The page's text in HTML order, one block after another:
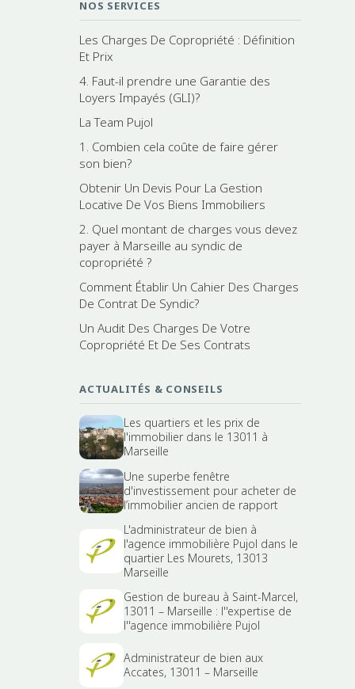
NOS SERVICES
Les Charges De Copropriété : Définition
Et Prix
4. Faut-il prendre une Garantie des
Loyers Impayés (GLI)?
La Team Pujol
1. Combien cela coûte de faire gérer
son bien?
Obtenir Un Devis Pour La Gestion
Locative De Vos Biens Immobiliers
2. Quel montant de charges vous devez
payer à Marseille au syndic de
copropriété ?
Comment Établir Un Cahier Des Charges
De Contrat De Syndic?
Un Audit Des Charges De Votre
Copropriété Et De Ses Contrats
ACTUALITÉS & CONSEILS
Les quartiers et les prix de
l'immobilier dans le 13011 à
Marseille
Une superbe fenêtre
d'investissement pour acheter de
l’immobilier ancien de rapport
L'administrateur de bien à
l'agence immobilière Pujol dans le
quartier Les Mourets, 13013
Marseille
Gestion de bureau à Saint-Marcel,
13011 – Marseille : l''expertise de
l''agence immobilière Pujol
Administrateur de bien aux
Accates, 13011 – Marseille